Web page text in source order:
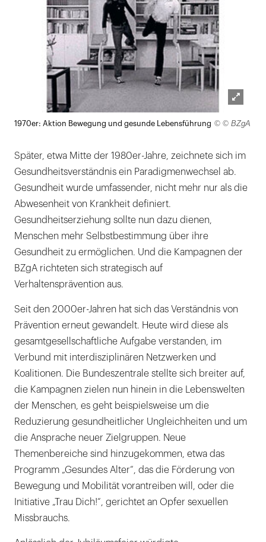
öffnen
1970er: Aktion Bewegung und gesunde Lebensführung © © BZgA
Später, etwa Mitte der 1980er-Jahre, zeichnete sich im
Gesundheitsverständnis ein Paradigmenwechsel ab.
Gesundheit wurde umfassender, nicht mehr nur als die
Abwesenheit von Krankheit definiert.
Gesundheitserziehung sollte nun dazu dienen,
Menschen mehr Selbstbestimmung über ihre
Gesundheit zu ermöglichen. Und die Kampagnen der
BZgA richteten sich strategisch auf
Verhaltensprävention aus.
Seit den 2000er-Jahren hat sich das Verständnis von
Prävention erneut gewandelt. Heute wird diese als
gesamtgesellschaftliche Aufgabe verstanden, im
Verbund mit interdisziplinären Netzwerken und
Koalitionen. Die Bundeszentrale stellte sich breiter auf,
die Kampagnen zielen nun hinein in die Lebenswelten
der Menschen, es geht beispielsweise um die
Reduzierung gesundheitlicher Ungleichheiten und um
die Ansprache neuer Zielgruppen. Neue
Themenbereiche sind hinzugekommen, etwa das
Programm „Gesundes Alter“, das die Förderung von
Bewegung und Mobilität vorantreiben will, oder die
Initiative „Trau Dich!“, gerichtet an Opfer sexuellen
Missbrauchs.